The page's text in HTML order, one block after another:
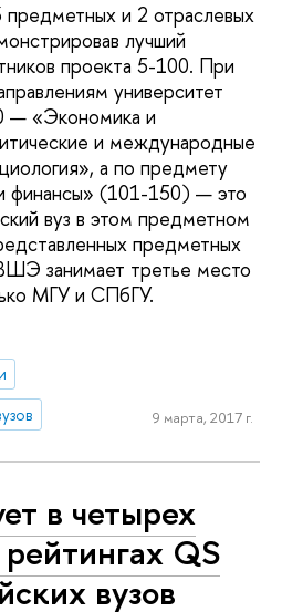
и 2 отраслевых
лучший
проекта 5-100. При
университет
— «Экономика и
и международные
а по предмету
финансы» (101-150) — это
вуз в этом предметном
предметных
занимает третье место
МГУ и СПбГУ.
9 марта, 2017 г.
в четырех
QS
вузов